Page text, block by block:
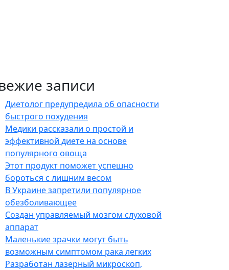
записи
Диетолог предупредила об опасности
быстрого похудения
Медики рассказали о простой и
эффективной диете на основе
популярного овоща
Этот продукт поможет успешно
бороться с лишним весом
В Украине запретили популярное
обезболивающее
Создан управляемый мозгом слуховой
аппарат
Маленькие зрачки могут быть
возможным симптомом рака легких
Разработан лазерный микроскоп,